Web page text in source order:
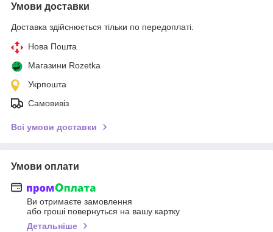
Умови доставки
Доставка здійснюється тільки по передоплаті.
Нова Пошта
Магазини Rozetka
Укрпошта
Самовивіз
Всі умови доставки
Умови оплати
Ви отримаєте замовлення
або гроші повернуться на вашу картку
Детальніше